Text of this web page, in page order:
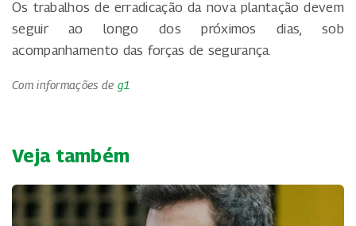
Os trabalhos de erradicação da nova plantação devem
seguir ao longo dos próximos dias, sob
acompanhamento das forças de segurança.
Com informações de g1
Veja também